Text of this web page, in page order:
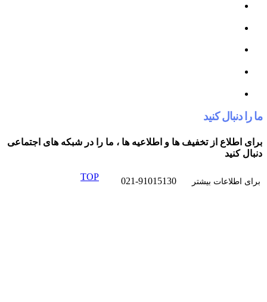
از تخفیف ها و اطلاعیه ها ، ما را در شبکه های اجتماعی
بیشتر 021-91015130
TOP